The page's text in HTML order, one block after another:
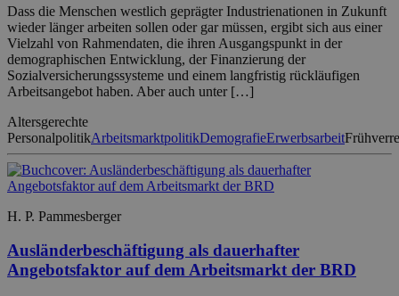
Dass die Menschen westlich geprägter Industrienationen in Zukunft
wieder länger arbeiten sollen oder gar müssen, ergibt sich aus einer
Vielzahl von Rahmendaten, die ihren Ausgangspunkt in der
demographischen Entwicklung, der Finanzierung der
Sozialversicherungssysteme und einem langfristig rückläufigen
Arbeitsangebot haben. Aber auch unter […]
Altersgerechte
PersonalpolitikArbeitsmarktpolitikDemografieErwerbsarbeit
H. P. Pammesberger
Ausländerbeschäftigung als dauerhafter
Angebotsfaktor auf dem Arbeitsmarkt der BRD